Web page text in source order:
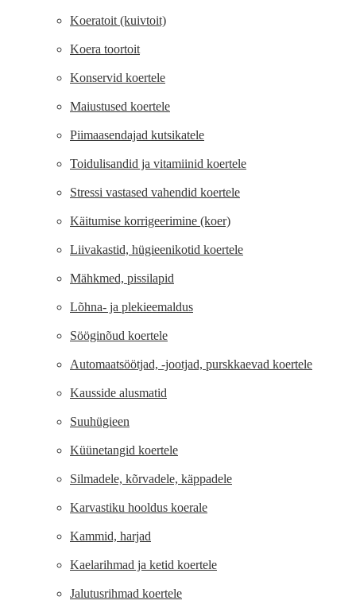
Koeratoit (kuivtoit)
Koera toortoit
Konservid koertele
Maiustused koertele
Piimaasendajad kutsikatele
Toidulisandid ja vitamiinid koertele
Stressi vastased vahendid koertele
Käitumise korrigeerimine (koer)
Liivakastid, hügieenikotid koertele
Mähkmed, pissilapid
Lõhna- ja plekieemaldus
Sööginõud koertele
Automaatsöötjad, -jootjad, purskkaevad koertele
Kausside alusmatid
Suuhügieen
Küünetangid koertele
Silmadele, kõrvadele, käppadele
Karvastiku hooldus koerale
Kammid, harjad
Kaelarihmad ja ketid koertele
Jalutusrihmad koertele